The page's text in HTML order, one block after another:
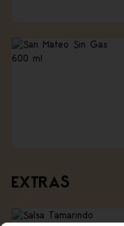
EXTRAS